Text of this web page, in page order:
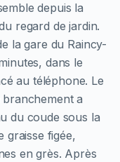
depuis la
regard de jardin.
la gare du Raincy-
dans le
au téléphone. Le
a
du coude sous la
graisse figée,
en grès. Après